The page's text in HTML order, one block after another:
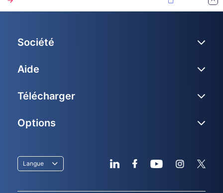
Langue
Société
Aide
Télécharger
Options